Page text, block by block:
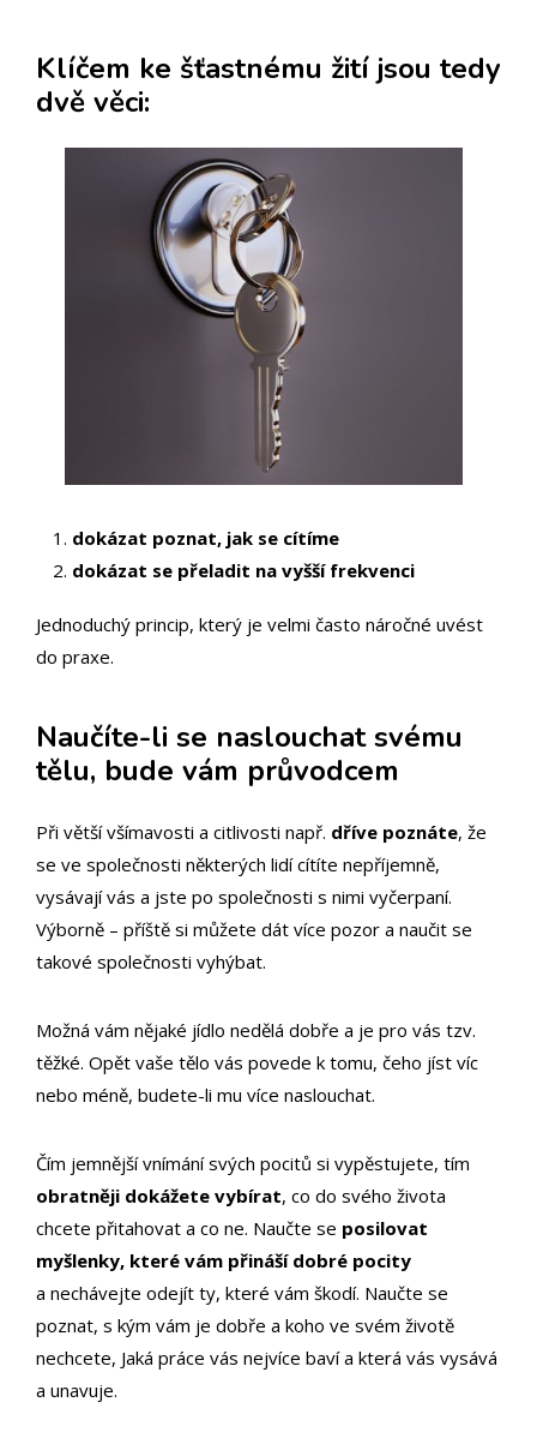
Klíčem ke šťastnému žití jsou tedy
dvě věci:
dokázat poznat, jak se cítíme
dokázat se přeladit na vyšší frekvenci
Jednoduchý princip, který je velmi často náročné uvést
do praxe.
Naučíte-li se naslouchat svému
tělu, bude vám průvodcem
Při větší všímavosti a citlivosti např. dříve poznáte, že
se ve společnosti některých lidí cítíte nepříjemně,
vysávají vás a jste po společnosti s nimi vyčerpaní.
Výborně – příště si můžete dát více pozor a naučit se
takové společnosti vyhýbat.
Možná vám nějaké jídlo nedělá dobře a je pro vás tzv.
těžké. Opět vaše tělo vás povede k tomu, čeho jíst víc
nebo méně, budete-li mu více naslouchat.
Čím jemnější vnímání svých pocitů si vypěstujete, tím
obratněji dokážete vybírat, co do svého života
chcete přitahovat a co ne. Naučte se posilovat
myšlenky, které vám přináší dobré pocity
a nechávejte odejít ty, které vám škodí. Naučte se
poznat, s kým vám je dobře a koho ve svém životě
nechcete, Jaká práce vás nejvíce baví a která vás vysává
a unavuje.